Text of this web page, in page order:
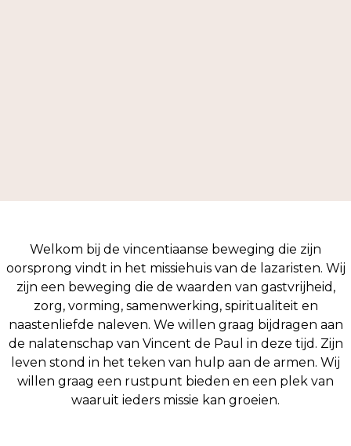
Welkom bij de vincentiaanse beweging die zijn
oorsprong vindt in het missiehuis van de lazaristen. Wij
zijn een beweging die de waarden van gastvrijheid,
zorg, vorming, samenwerking, spiritualiteit en
naastenliefde naleven. We willen graag bijdragen aan
de nalatenschap van Vincent de Paul in deze tijd. Zijn
leven stond in het teken van hulp aan de armen. Wij
willen graag een rustpunt bieden en een plek van
waaruit ieders missie kan groeien.